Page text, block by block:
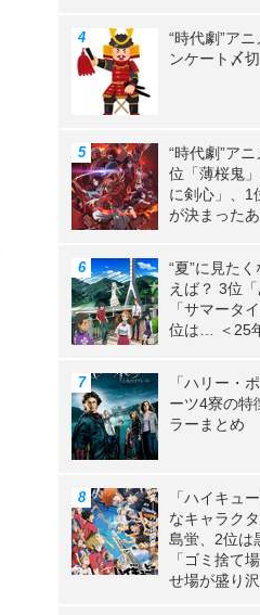
“時代劇”ア
ンケート〆
“時代劇”ア
位「薄桜鬼
に剣心」、1
が決まった
“夏”に見た
えば？ 3位
「サマータ
位は… ＜25
「ハリー・
ーツ4寮の特
ラーまとめ
「ハイキュ
なキャラク
島蛍、2位は
「ゴミ捨て
せ場が盛り